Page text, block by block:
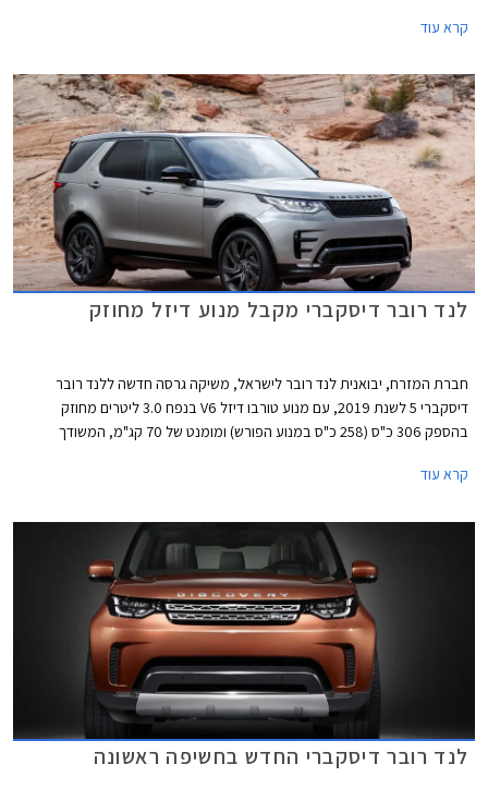
קרא עוד
לנד רובר דיסקברי מקבל מנוע דיזל מחוזק
חברת המזרח, יבואנית לנד רובר לישראל, משיקה גרסה חדשה ללנד רובר
דיסקברי 5 לשנת 2019, עם מנוע טורבו דיזל V6 בנפח 3.0 ליטרים מחוזק
בהספק 306 כ"ס (258 כ"ס במנוע הפורש) ומומנט של 70 קג"מ, המשודך
קרא עוד
לנד רובר דיסקברי החדש בחשיפה ראשונה